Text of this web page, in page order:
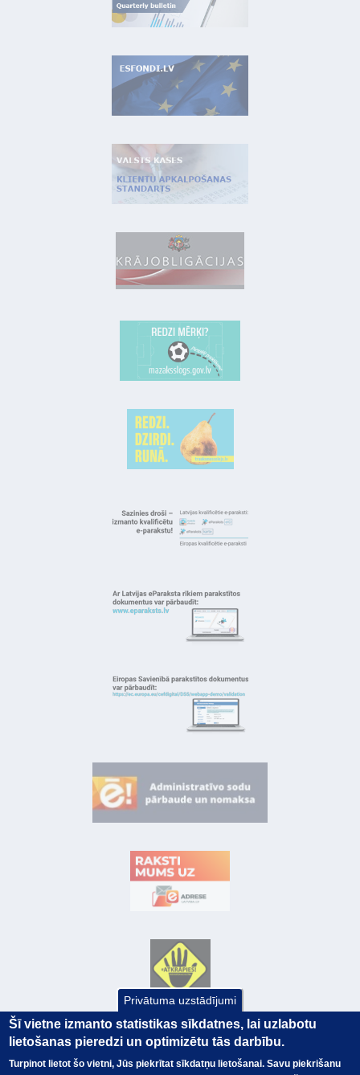
Privātuma uzstādījumi
Šī vietne izmanto statistikas sīkdatnes, lai uzlabotu
lietošanas pieredzi un optimizētu tās darbību.
Turpinot lietot šo vietni, Jūs piekrītat sīkdatņu lietošanai. Savu piekrišanu